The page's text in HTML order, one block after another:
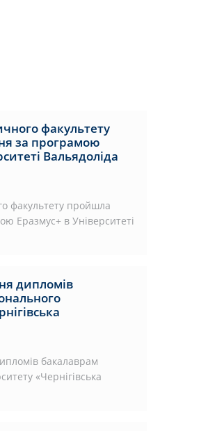
факультету
за програмою
Вальядоліда
факультету пройшла
Еразмус+ в Університеті
дипломів
бакалаврам
«Чернігівська